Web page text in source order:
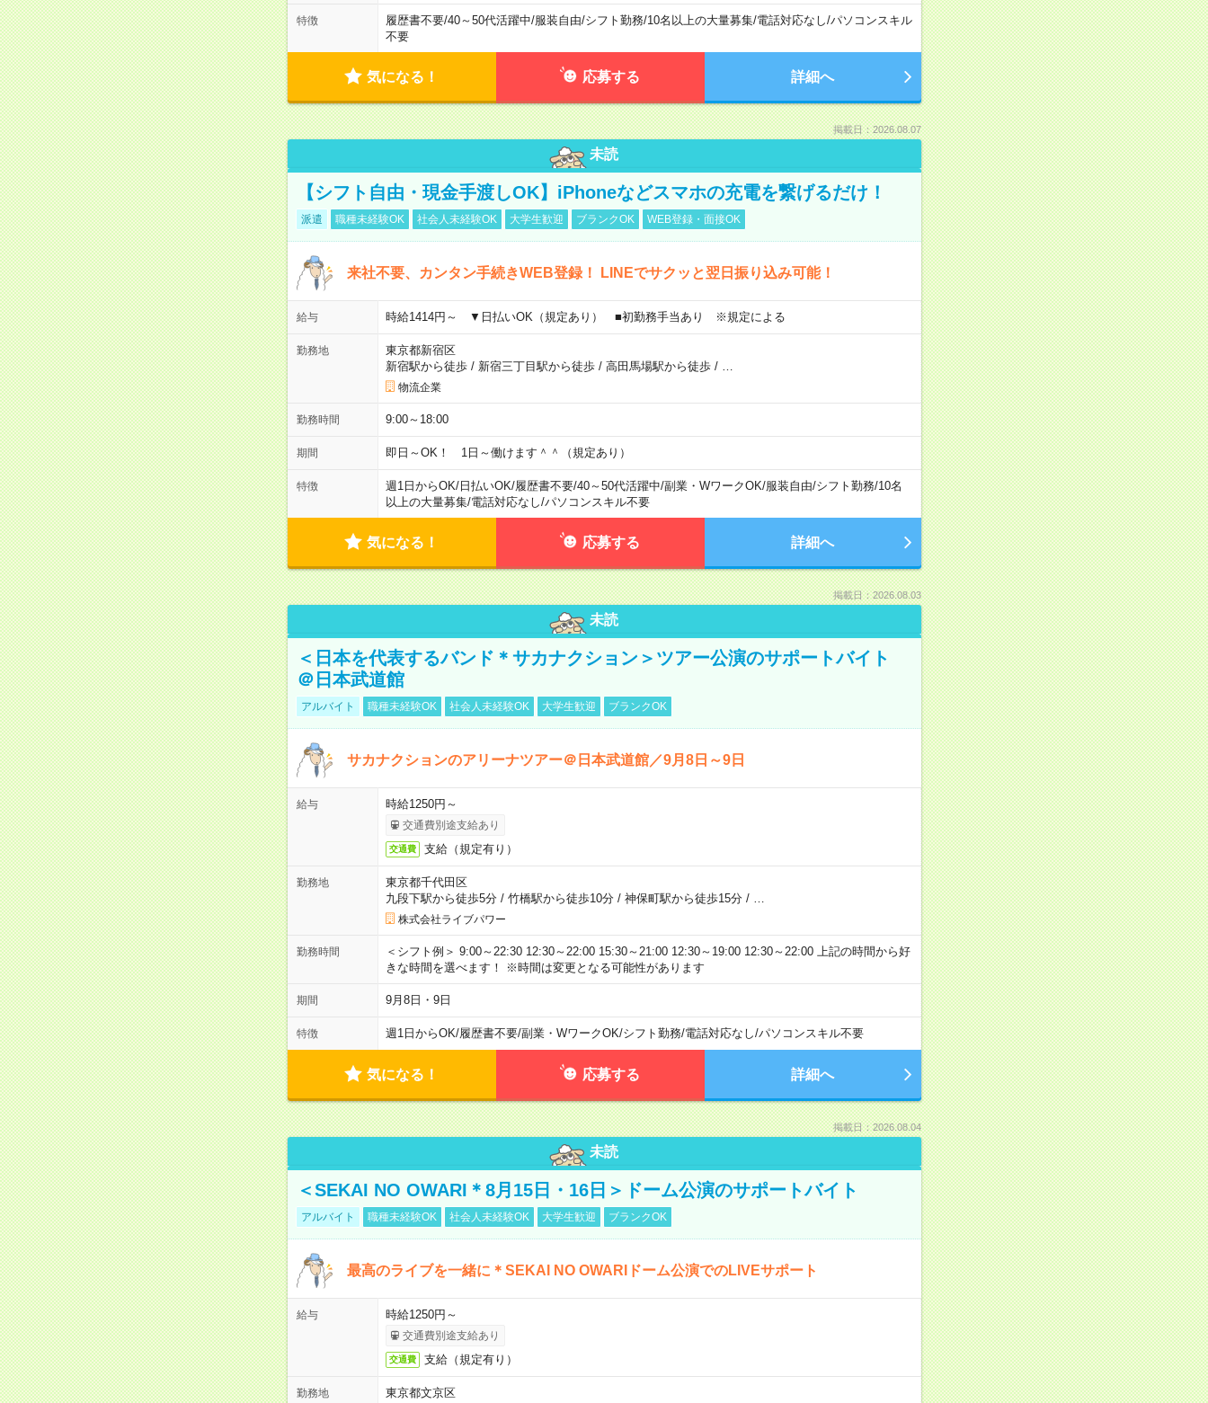
特徴 履歴書不要/40～50代活躍中/服装自由/シフト勤務/10名以上の大量募集/電話対応なし/パソコンスキル
不要
気になる！ 応募する 詳細へ
掲載日：2026.08.07
未読
【シフト自由・現金手渡しOK】iPhoneなどスマホの充電を繋げるだけ！
派遣 職種未経験OK 社会人未経験OK 大学生歓迎 ブランクOK WEB登録・面接OK
来社不要、カンタン手続きWEB登録！ LINEでサクッと翌日振り込み可能！
給与 時給1414円～ ▼日払いOK（規定あり） ■初勤務手当あり ※規定による
勤務地
東京都新宿区
新宿駅から徒歩/ 新宿三丁目駅から徒歩/ 高田馬場駅から徒歩/
物流企業
勤務時間 9:00～18:00
期間 即日～OK！ 1日～働けます＾＾（規定あり）
特徴 週1日からOK/日払いOK/履歴書不要/40～50代活躍中/副業・WワークOK/服装自由/シフト勤務/10名
以上の大量募集/電話対応なし/パソコンスキル不要
気になる！ 応募する 詳細へ
掲載日：2026.08.03
未読
＜日本を代表するバンド＊サカナクション＞ツアー公演のサポートバイト
＠日本武道館
アルバイト 職種未経験OK 社会人未経験OK 大学生歓迎 ブランクOK
サカナクションのアリーナツアー＠日本武道館／9月8日～9日
給与 時給1250円～
交通費別途支給あり
交通費 支給（規定有り）
勤務地
東京都千代田区
九段下駅から徒歩5分/ 竹橋駅から徒歩10分/ 神保町駅から徒歩15分/
株式会社ライブパワー
勤務時間
＜シフト例＞ 9:00～22:30 12:30～22:00 15:30～21:00 12:30～19:00 12:30～22:00 上記の時間から好
きな時間を選べます！ ※時間は変更となる可能性があります
期間 9月8日・9日
特徴 週1日からOK/履歴書不要/副業・WワークOK/シフト勤務/電話対応なし/パソコンスキル不要
気になる！ 応募する 詳細へ
掲載日：2026.08.04
未読
＜SEKAI NO OWARI＊8月15日・16日＞ドーム公演のサポートバイト
アルバイト 職種未経験OK 社会人未経験OK 大学生歓迎 ブランクOK
最高のライブを一緒に＊SEKAI NO OWARIドーム公演でのLIVEサポート
給与 時給1250円～
交通費別途支給あり
交通費 支給（規定有り）
勤務地
東京都文京区